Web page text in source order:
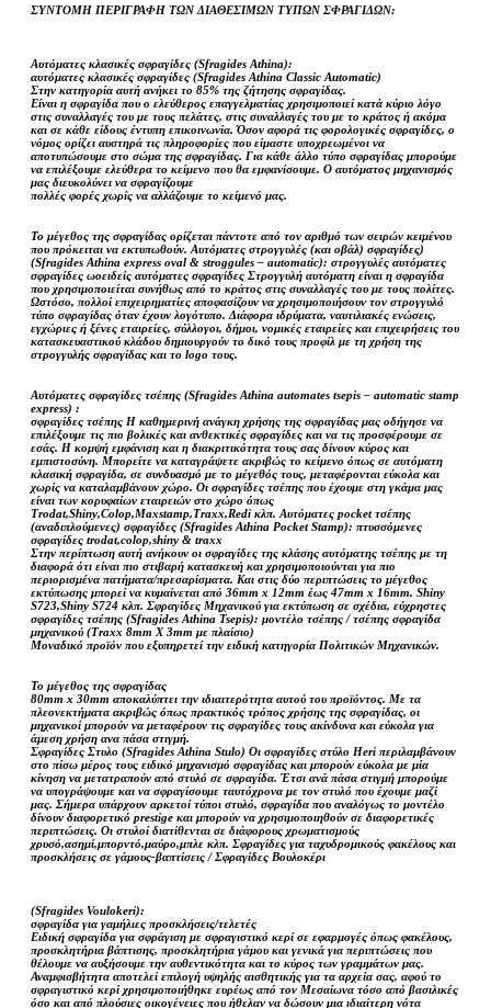
ΣΥΝΤΟΜΗ ΠΕΡΙΓΡΑΦΗ ΤΩΝ ΔΙΑΘΕΣΙΜΩΝ ΤΥΠΩΝ ΣΦΡΑΓΙΔΩΝ:
Αυτόματες κλασικές σφραγίδες (Sfragides Athina):
αυτόματες κλασικές σφραγίδες (Sfragides Athina Classic Automatic)
Στην κατηγορία αυτή ανήκει το 85% της ζήτησης σφραγίδας.
Είναι η σφραγίδα που ο ελεύθερος επαγγελματίας χρησιμοποιεί κατά κύριο λόγο
στις συναλλαγές του με τους πελάτες, στις συναλλαγές του με το κράτος ή ακόμα
και σε κάθε είδους έντυπη επικοινωνία. Όσον αφορά τις φορολογικές σφραγίδες, ο
νόμος ορίζει αυστηρά τις πληροφορίες που είμαστε υποχρεωμένοι να
αποτυπώσουμε στο σώμα της σφραγίδας. Για κάθε άλλο τύπο σφραγίδας μπορούμε
να επιλέξουμε ελεύθερα το κείμενο που θα εμφανίσουμε. Ο αυτόματος μηχανισμός
μας διευκολύνει να σφραγίζουμε
πολλές φορές χωρίς να αλλάζουμε το κείμενό μας.
Το μέγεθος της σφραγίδας ορίζεται πάντοτε από τον αριθμό των σειρών κειμένου
που πρόκειται να εκτυπωθούν. Αυτόματες στρογγυλές (και οβάλ) σφραγίδες)
(Sfragides Athina express oval & stroggules – automatic): στρογγυλές αυτόματες
σφραγίδες ωοειδείς αυτόματες σφραγίδες Στρογγυλή αυτόματη είναι η σφραγίδα
που χρησιμοποιείται συνήθως από το κράτος στις συναλλαγές του με τους πολίτες.
Ωστόσο, πολλοί επιχειρηματίες αποφασίζουν να χρησιμοποιήσουν τον στρογγυλό
τύπο σφραγίδας όταν έχουν λογότυπο. Διάφορα ιδρύματα, ναυτιλιακές ενώσεις,
εγχώριες ή ξένες εταιρείες, σύλλογοι, δήμοι, νομικές εταιρείες και επιχειρήσεις του
κατασκευαστικού κλάδου δημιουργούν το δικό τους προφίλ με τη χρήση της
στρογγυλής σφραγίδας και το logo τους.
Αυτόματες σφραγίδες τσέπης (Sfragides Athina automates tsepis – automatic stamp
express) :
σφραγίδες τσέπης Η καθημερινή ανάγκη χρήσης της σφραγίδας μας οδήγησε να
επιλέξουμε τις πιο βολικές και ανθεκτικές σφραγίδες και να τις προσφέρουμε σε
εσάς. Η κομψή εμφάνιση και η διακριτικότητα τους σας δίνουν κύρος και
εμπιστοσύνη. Μπορείτε να καταγράψετε ακριβώς το κείμενο όπως σε αυτόματη
κλασική σφραγίδα, σε συνδυασμό με το μέγεθός τους, μεταφέρονται εύκολα και
χωρίς να καταλαμβάνουν χώρο. Οι σφραγίδες τσέπης που έχουμε στη γκάμα μας
είναι των κορυφαίων εταιρειών στο χώρο όπως
Trodat,Shiny,Colop,Maxstamp,Traxx,Redi κλπ. Αυτόματες pocket τσέπης
(αναδιπλούμενες) σφραγίδες (Sfragides Athina Pocket Stamp): πτυσσόμενες
σφραγίδες trodat,colop,shiny & traxx
Στην περίπτωση αυτή ανήκουν οι σφραγίδες της κλάσης αυτόματης τσέπης με τη
διαφορά ότι είναι πιο στιβαρή κατασκευή και χρησιμοποιούνται για πιο
περιορισμένα πατήματα/πρεσαρίσματα. Και στις δύο περιπτώσεις το μέγεθος
εκτύπωσης μπορεί να κυμαίνεται από 36mm x 12mm έως 47mm x 16mm. Shiny
S723,Shiny S724 κλπ. Σφραγίδες Μηχανικού για εκτύπωση σε σχέδια, εύχρηστες
σφραγίδες τσέπης (Sfragides Athina Tsepis): μοντέλο τσέπης / τσέπης σφραγίδα
μηχανικού (Traxx 8mm X 3mm με πλαίσιο)
Μοναδικό προϊόν που εξυπηρετεί την ειδική κατηγορία Πολιτικών Μηχανικών.
Το μέγεθος της σφραγίδας
80mm x 30mm αποκαλύπτει την ιδιαιτερότητα αυτού του προϊόντος. Με τα
πλεονεκτήματα ακριβώς όπως πρακτικός τρόπος χρήσης της σφραγίδας, οι
μηχανικοί μπορούν να μεταφέρουν τις σφραγίδες τους ακίνδυνα και εύκολα για
άμεση χρήση ανα πάσα στιγμή.
Σφραγίδες Στυλο (Sfragides Athina Stulo) Οι σφραγίδες στύλο Heri περιλαμβάνουν
στο πίσω μέρος τους ειδικό μηχανισμό σφραγίδας και μπορούν εύκολα με μία
κίνηση να μετατραπούν από στυλό σε σφραγίδα. Έτσι ανά πάσα στιγμή μπορούμε
να υπογράψουμε και να σφραγίσουμε ταυτόχρονα με τον στυλό που έχουμε μαζί
μας. Σήμερα υπάρχουν αρκετοί τύποι στυλό, σφραγίδα που αναλόγως το μοντέλο
δίνουν διαφορετικό prestige και μπορούν να χρησιμοποιηθούν σε διαφορετικές
περιπτώσεις. Οι στυλοί διατίθενται σε διάφορους χρωματισμούς
χρυσό,ασημί,μπορντό,μαύρο,μπλε κλπ. Σφραγίδες για ταχυδρομικούς φακέλους και
προσκλήσεις σε γάμους-βαπτίσεις / Σφραγίδες Βουλοκέρι
(Sfragides Voulokeri):
σφραγίδα για γαμήλιες προσκλήσεις/τελετές
Ειδική σφραγίδα για σφράγιση με σφραγιστικό κερί σε εφαρμογές όπως φακέλους,
προσκλητήρια βάπτισης, προσκλητήρια γάμου και γενικά για περιπτώσεις που
θέλουμε να αυξήσουμε την αυθεντικότητα και το κύρος των γραμμάτων μας.
Αναμφισβήτητα αποτελεί επιλογή υψηλής αισθητικής για τα αρχεία σας, αφού το
σφραγιστικό κερί χρησιμοποιήθηκε ευρέως από τον Μεσαίωνα τόσο από βασιλικές
όσο και από πλούσιες οικογένειες που ήθελαν να δώσουν μια ιδιαίτερη νότα